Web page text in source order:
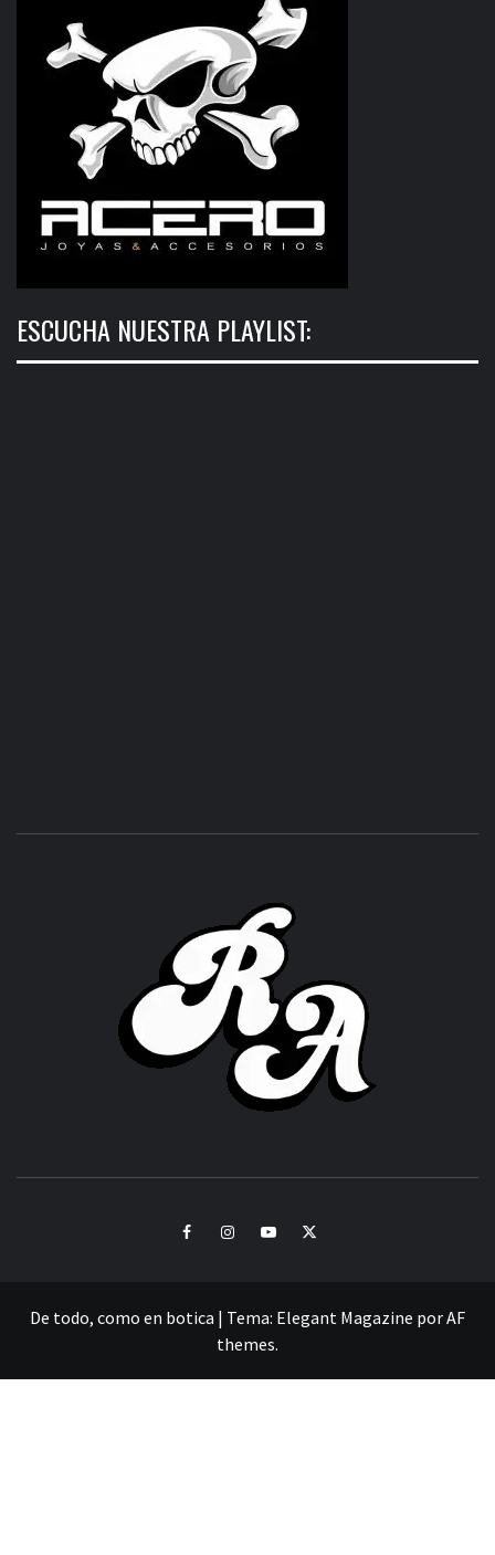
ESCUCHA NUESTRA PLAYLIST:
FacebookInstagramYoutubeTwitter
De todo, como en botica | Tema: Elegant Magazine porAF
themes.